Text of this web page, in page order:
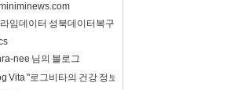
임데이터 성북데이터복구
nee 님의 블로그
Vita "로그비타의 건강 정보 완전 정리"